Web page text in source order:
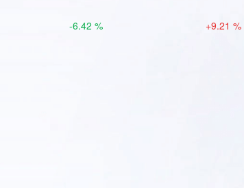
-6.42 % +9.21 %